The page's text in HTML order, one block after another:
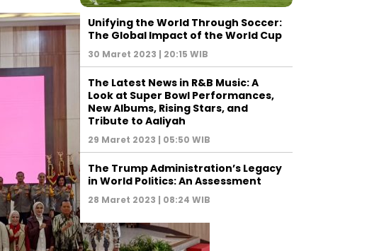
Unifying the World Through Soccer:
The Global Impact of the World Cup
30 Maret 2023 | 20:15 WIB
The Latest News in R&B Music: A
Look at Super Bowl Performances,
New Albums, Rising Stars, and
Tribute to Aaliyah
29 Maret 2023 | 05:50 WIB
The Trump Administration’s Legacy
in World Politics: An Assessment
28 Maret 2023 | 08:24 WIB